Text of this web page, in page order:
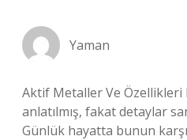
Yaman
Aktif Metaller Ve Özellikleri
anlatılmış, fakat detaylar
Günlük hayatta bunun